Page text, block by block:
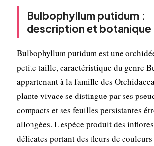
Bulbophyllum putidum :
description et botanique
Bulbophyllum putidum est une
petite taille, caractéristique du genre
appartenant à la famille des
plante vivace se distingue par ses
compacts et ses feuilles persistantes
allongées. L'espèce produit des
délicates portant des fleurs de